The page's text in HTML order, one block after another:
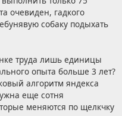
очевиден, гадкого
собаку подыхать
труда лишь единицы
опыта больше 3 лет?
алгоритм яндекса
еще сотня
меняются по щелкчку